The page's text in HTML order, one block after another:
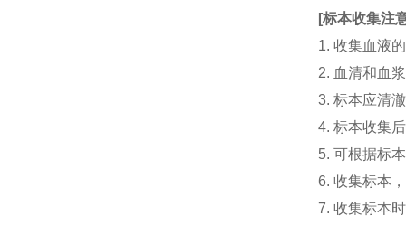
[标本收集注
1. 收集血液
2. 血清和血
3. 标本应清
4. 标本收集
5. 可根据标
6. 收集标本
7. 收集标本